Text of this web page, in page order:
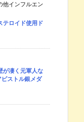
他インフルエン
テロイド使用ド
が凄く元軍人な
ストル銀メダ